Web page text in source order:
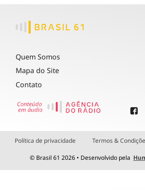
Quem Somos
Mapa do Site
Contato
Política de privacidade Termos &
© Brasil 61 2026 • Desenvolvido pela